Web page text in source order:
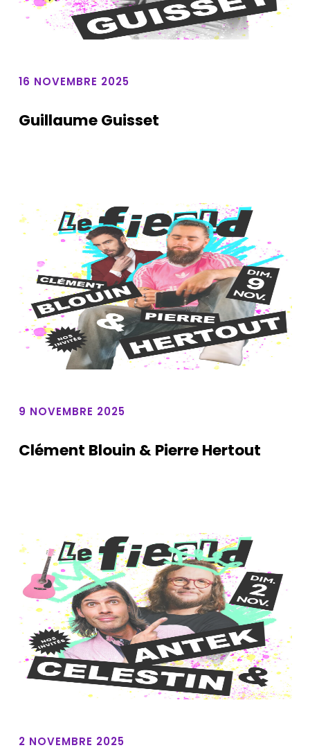
16 NOVEMBRE 2025
Guillaume Guisset
9 NOVEMBRE 2025
Clément Blouin & Pierre Hertout
2 NOVEMBRE 2025